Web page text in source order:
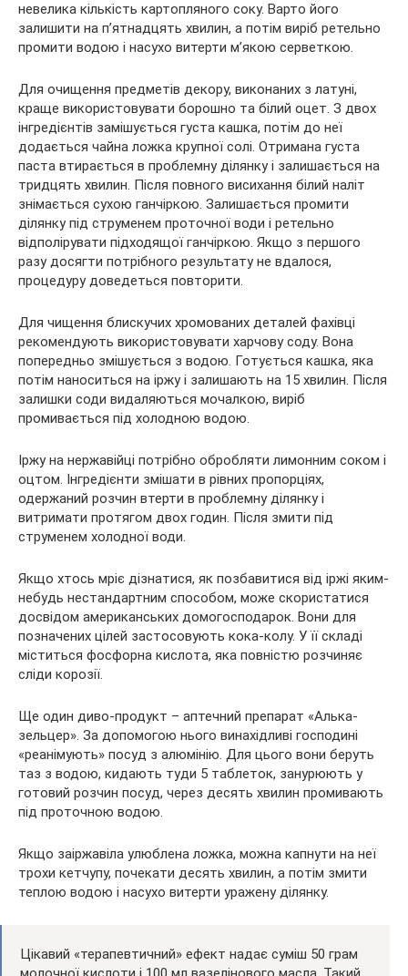
невелика кількість картопляного соку. Варто його
залишити на п’ятнадцять хвилин, а потім виріб ретельно
промити водою і насухо витерти м’якою серветкою.
Для очищення предметів декору, виконаних з латуні,
краще використовувати борошно та білий оцет. З двох
інгредієнтів замішується густа кашка, потім до неї
додається чайна ложка крупної солі. Отримана густа
паста втирається в проблемну ділянку і залишається на
тридцять хвилин. Після повного висихання білий наліт
знімається сухою ганчіркою. Залишається промити
ділянку під струменем проточної води і ретельно
відполірувати підходящої ганчіркою. Якщо з першого
разу досягти потрібного результату не вдалося,
процедуру доведеться повторити.
Для чищення блискучих хромованих деталей фахівці
рекомендують використовувати харчову соду. Вона
попередньо змішується з водою. Готується кашка, яка
потім наноситься на іржу і залишають на 15 хвилин. Після
залишки соди видаляються мочалкою, виріб
промивається під холодною водою.
Іржу на нержавійці потрібно обробляти лимонним соком і
оцтом. Інгредієнти змішати в рівних пропорціях,
одержаний розчин втерти в проблемну ділянку і
витримати протягом двох годин. Після змити під
струменем холодної води.
Якщо хтось мріє дізнатися, як позбавитися від іржі яким-
небудь нестандартним способом, може скористатися
досвідом американських домогосподарок. Вони для
позначених цілей застосовують кока-колу. У її складі
міститься фосфорна кислота, яка повністю розчиняє
сліди корозії.
Ще один диво-продукт – аптечний препарат «Алька-
зельцер». За допомогою нього винахідливі господині
«реанімують» посуд з алюмінію. Для цього вони беруть
таз з водою, кидають туди 5 таблеток, занурюють у
готовий розчин посуд, через десять хвилин промивають
під проточною водою.
Якщо заіржавіла улюблена ложка, можна капнути на неї
трохи кетчупу, почекати десять хвилин, а потім змити
теплою водою і насухо витерти уражену ділянку.
Цікавий «терапевтичний» ефект надає суміш 50 грам